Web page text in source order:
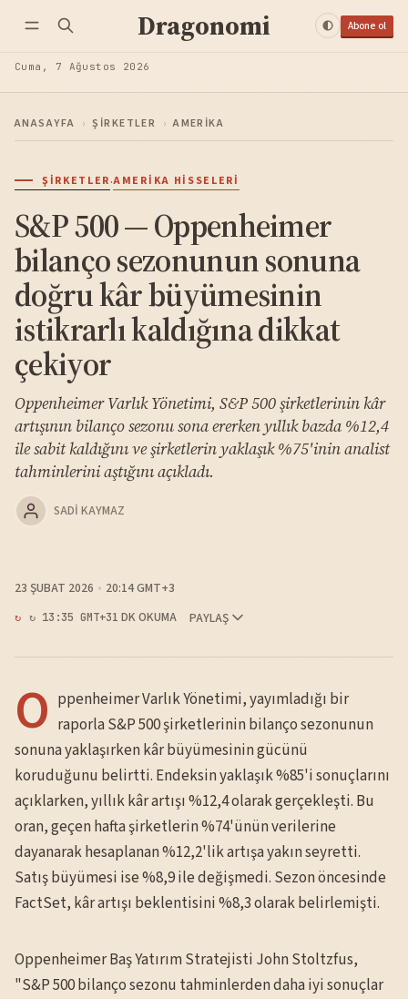
Dragonomi Abone ol
Cuma, 7 Ağustos 2026
ANASAYFA › ŞIRKETLER › AMERIKA
ŞIRKETLER·AMERIKA HISSELERI
S&P 500 — Oppenheimer
bilanço sezonunun sonuna
doğru kâr büyümesinin
istikrarlı kaldığına dikkat
çekiyor
Oppenheimer Varlık Yönetimi, S&P 500 şirketlerinin kâr
artışının bilanço sezonu sona ererken yıllık bazda %12,4
ile sabit kaldığını ve şirketlerin yaklaşık %75'inin analist
tahminlerini aştığını açıkladı.
SADI KAYMAZ
23 ŞUBAT 2026 20:14 GMT+3
↻ 13:35 GMT+31 DK OKUMA PAYLAŞ
O ppenheimer Varlık Yönetimi, yayımladığı bir
raporla S&P 500 şirketlerinin bilanço sezonunun
sonuna yaklaşırken kâr büyümesinin gücünü
koruduğunu belirtti. Endeksin yaklaşık %85'i sonuçlarını
açıklarken, yıllık kâr artışı %12,4 olarak gerçekleşti. Bu
oran, geçen hafta şirketlerin %74'ünün verilerine
dayanarak hesaplanan %12,2'lik artışa yakın seyretti.
Satış büyümesi ise %8,9 ile değişmedi. Sezon öncesinde
FactSet, kâr artışı beklentisini %8,3 olarak belirlemişti.
Oppenheimer Baş Yatırım Stratejisti John Stoltzfus,
"S&P 500 bilanço sezonu tahminlerden daha iyi sonuçlar